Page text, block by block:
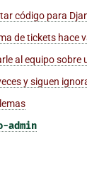
código para
de tickets hace
al equipo sobre
y siguen
admin